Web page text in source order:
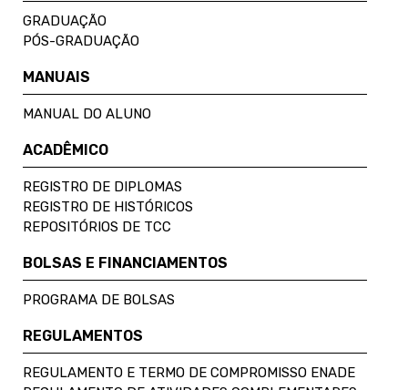
GRADUAÇÃO
PÓS-GRADUAÇÃO
MANUAIS
MANUAL DO ALUNO
ACADÊMICO
REGISTRO DE DIPLOMAS
REGISTRO DE HISTÓRICOS
REPOSITÓRIOS DE TCC
BOLSAS E FINANCIAMENTOS
PROGRAMA DE BOLSAS
REGULAMENTOS
REGULAMENTO E TERMO DE COMPROMISSO ENADE